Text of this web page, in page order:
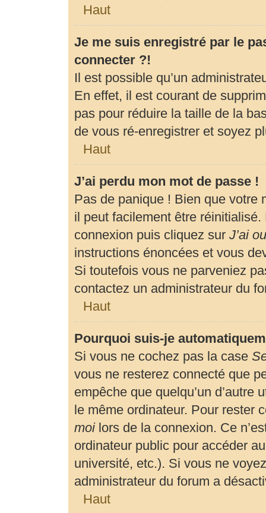
Haut
Je me suis enregistré par le
connecter ?!
Il est possible qu’un
En effet, il est courant de
pas pour réduire la taille de la
de vous ré-enregistrer et soyez
Haut
J’ai perdu mon mot de passe !
Pas de panique ! Bien que votre
il peut facilement être
connexion puis cliquez sur J’ai
instructions énoncées et vous
Si toutefois vous ne parveniez
contactez un administrateur du
Haut
Pourquoi suis-je
Si vous ne cochez pas la case
vous ne resterez connecté que
empêche que quelqu’un
le même ordinateur. Pour rester
moilors de la connexion. Ce
ordinateur public pour accéder
université, etc.). Si vous ne
administrateur du forum a
Haut